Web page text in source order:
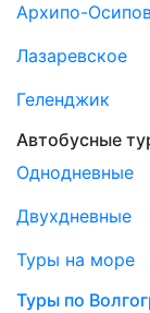
Архипо-
Лазаревское
Геленджик
Автобусные
Однодневные
Двухдневные
Туры на море
Туры по